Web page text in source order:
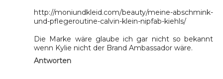
http://moniundkleid.com/beauty/meine-abschmink-
und-pflegeroutine-calvin-klein-nipfab-kiehls/
Die Marke wäre glaube ich gar nicht so bekannt
wenn Kylie nicht der Brand Ambassador wäre.
Antworten